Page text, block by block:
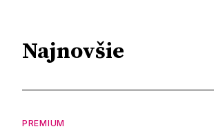
Najnovšie
PREMIUM